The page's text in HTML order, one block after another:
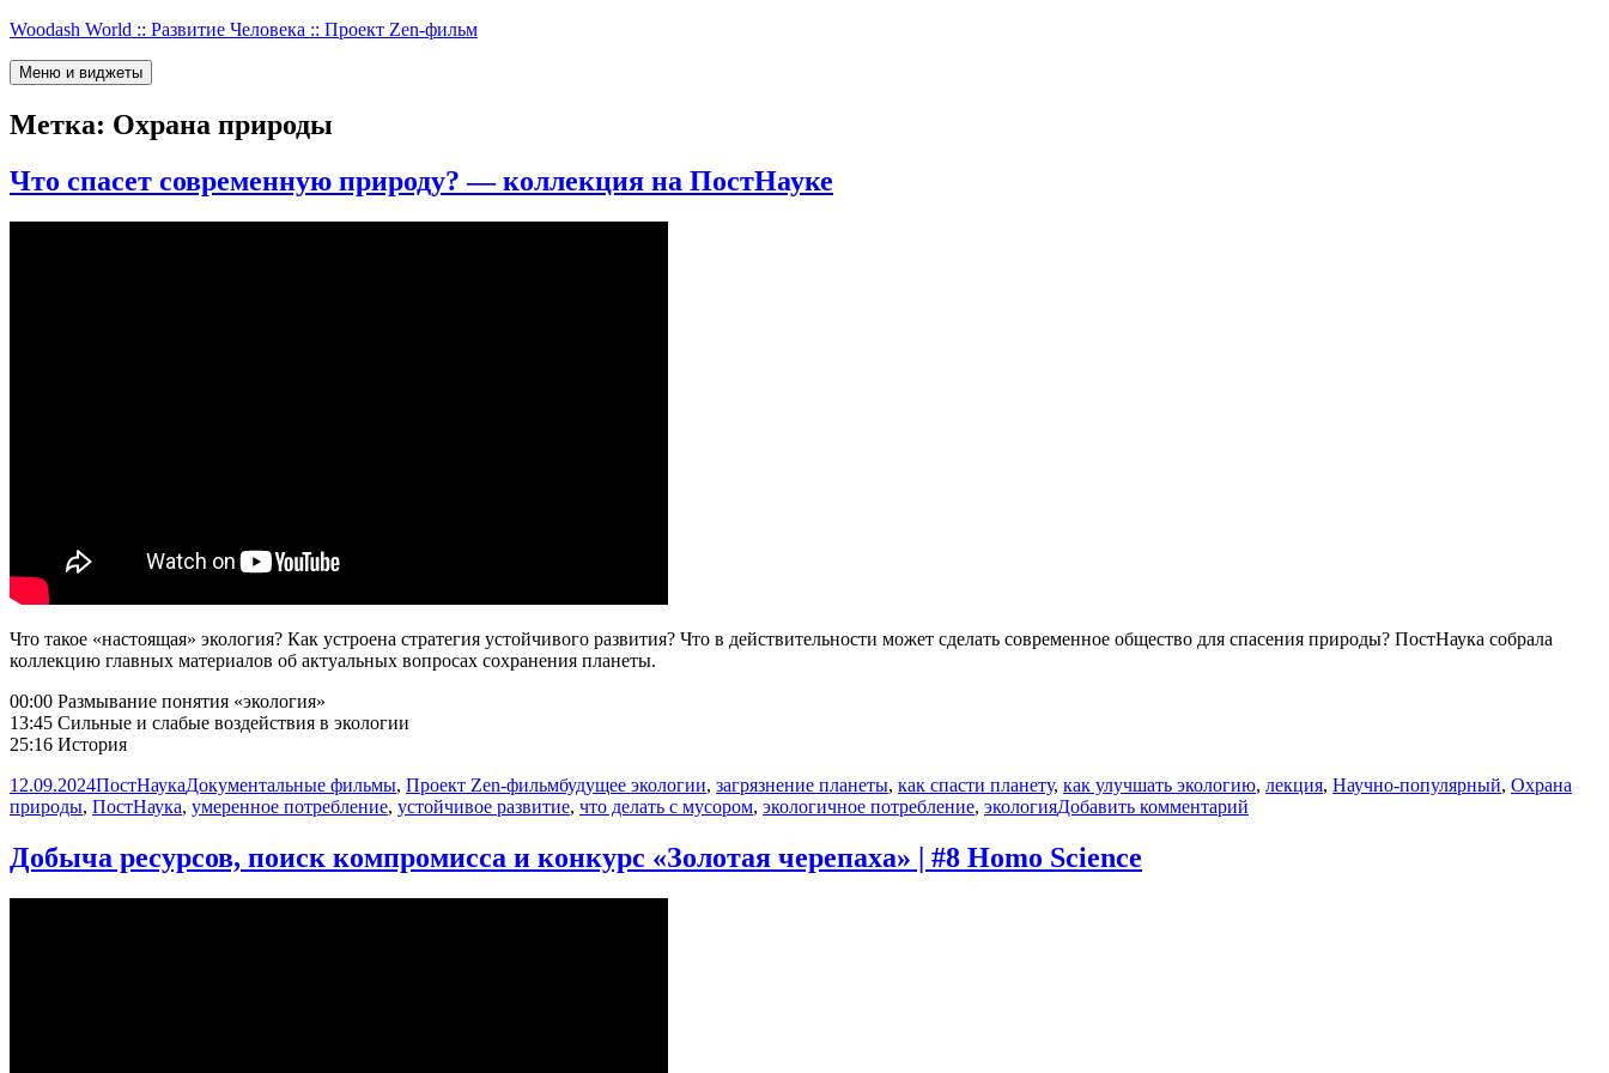
Перейти
содержимому
Woodash World :: Развитие Человека :: Проект Zen-фильм
Меню и виджеты
Метка: Охрана природы
Что спасет современную природу? — коллекция на ПостНауке
Что такое «настоящая» экология? Как устроена стратегия устойчивого развития? Что в действительности может сделать современное общество для спасения природы? ПостНаука собрала
коллекцию главных материалов об актуальных вопросах сохранения планеты.
00:00 Размывание понятия «экология»
13:45 Сильные и слабые воздействия в экологии
25:16 История
Опубликовано
12.09.2024Автор
ПостНаукаРубрики
Документальные фильмы, Проект Zen-фильмМетки
будущее экологии, загрязнение планеты, как спасти планету, как улучшать экологию, лекция, Научно-популярный, Охрана
природы, ПостНаука, умеренное потребление, устойчивое развитие, что делать с мусором, экологичное потребление, экологияДобавить комментарий
Добыча ресурсов, поиск компромисса и конкурс «Золотая черепаха» | #8 Homo Science